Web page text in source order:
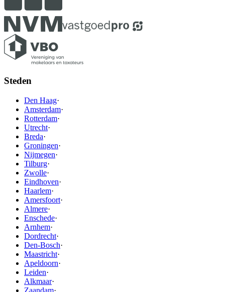
Steden
Den Haag·
Amsterdam·
Rotterdam·
Utrecht·
Breda·
Groningen·
Nijmegen·
Tilburg·
Zwolle·
Eindhoven·
Haarlem·
Amersfoort·
Almere·
Enschede·
Arnhem·
Dordrecht·
Den-Bosch·
Maastricht·
Apeldoorn·
Leiden·
Alkmaar·
Zaandam·